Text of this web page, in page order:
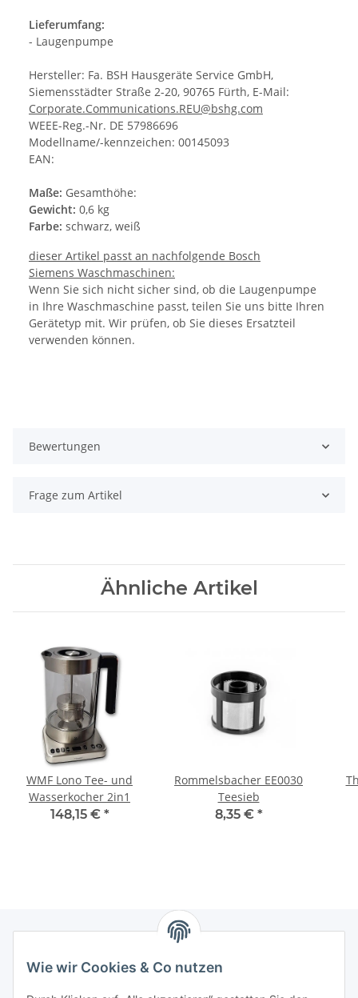
Wie wir Cookies & Co nutzen
Lieferumfang:
- Laugenpumpe
Hersteller: Fa. BSH Hausgeräte Service GmbH,
Siemensstädter Straße 2-20, 90765 Fürth, E-Mail:
Corporate.Communications.REU@bshg.com
WEEE-Reg.-Nr. DE 57986696
Modellname/-kennzeichen: 00145093
EAN:
Maße: Gesamthöhe:
Gewicht: 0,6 kg
Farbe: schwarz, weiß
dieser Artikel passt an nachfolgende Bosch
Siemens Waschmaschinen:
Wenn Sie sich nicht sicher sind, ob die Laugenpumpe
in Ihre Waschmaschine passt, teilen Sie uns bitte Ihren
Gerätetyp mit. Wir prüfen, ob Sie dieses Ersatzteil
verwenden können.
Bewertungen
Frage zum Artikel
Ähnliche Artikel
WMF Lono Tee- und
Wasserkocher 2in1
148,15 € *
Rommelsbacher EE0030
Teesieb
8,35 € *
Zahlungsmöglichkeiten